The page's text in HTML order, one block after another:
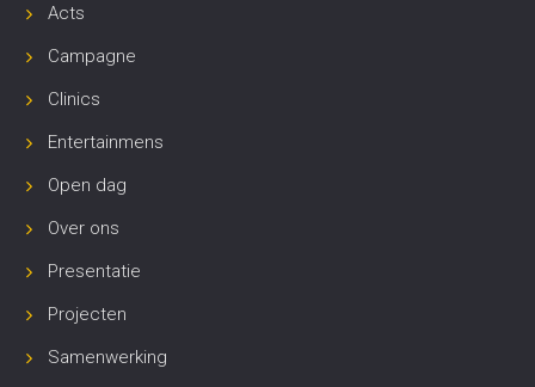
Acts
Campagne
Clinics
Entertainmens
Open dag
Over ons
Presentatie
Projecten
Samenwerking